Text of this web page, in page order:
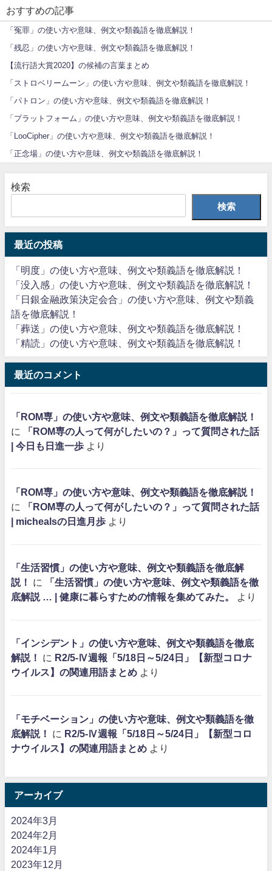
おすすめの記事
「冤罪」の使い方や意味、例文や類義語を徹底解説！
「残忍」の使い方や意味、例文や類義語を徹底解説！
【流行語大賞2020】の候補の言葉まとめ
「ストロベリームーン」の使い方や意味、例文や類義語を徹底解説！
「パトロン」の使い方や意味、例文や類義語を徹底解説！
「プラットフォーム」の使い方や意味、例文や類義語を徹底解説！
「LooCipher」の使い方や意味、例文や類義語を徹底解説！
「正念場」の使い方や意味、例文や類義語を徹底解説！
検索
検索
最近の投稿
「明度」の使い方や意味、例文や類義語を徹底解説！
「没入感」の使い方や意味、例文や類義語を徹底解説！
「日銀金融政策決定会合」の使い方や意味、例文や類義
語を徹底解説！
「葬送」の使い方や意味、例文や類義語を徹底解説！
「精読」の使い方や意味、例文や類義語を徹底解説！
最近のコメント
「ROM専」の使い方や意味、例文や類義語を徹底解説！
に
「ROM専の人って何がしたいの？」って質問された話
| 今日も日進一歩 より
「ROM専」の使い方や意味、例文や類義語を徹底解説！
に
「ROM専の人って何がしたいの？」って質問された話
| michealsの日進月歩 より
「生活習慣」の使い方や意味、例文や類義語を徹底解
説！
に
「生活習慣」の使い方や意味、例文や類義語を徹
底解説 … | 健康に暮らすための情報を集めてみた。
より
「インシデント」の使い方や意味、例文や類義語を徹底
解説！
に R2/5-Ⅳ週報「5/18日～5/24日」【新型コロナ
ウイルス】の関連用語まとめ より
「モチベーション」の使い方や意味、例文や類義語を徹
底解説！
に R2/5-Ⅳ週報「5/18日～5/24日」【新型コロ
ナウイルス】の関連用語まとめ より
アーカイブ
2024年3月
2024年2月
2024年1月
2023年12月